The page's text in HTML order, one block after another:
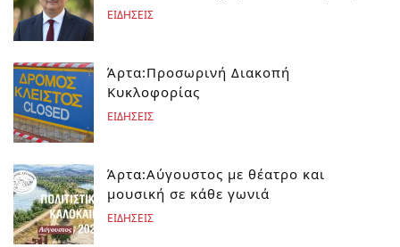
ΕΙΔΗΣΕΙΣ
Άρτα:Προσωρινή Διακοπή
Κυκλοφορίας
ΕΙΔΗΣΕΙΣ
Άρτα:Αύγουστος με θέατρο και
μουσική σε κάθε γωνιά
ΕΙΔΗΣΕΙΣ